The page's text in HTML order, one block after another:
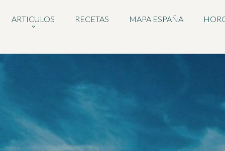
ARTICULOS RECETAS MAPA ESPAÑA